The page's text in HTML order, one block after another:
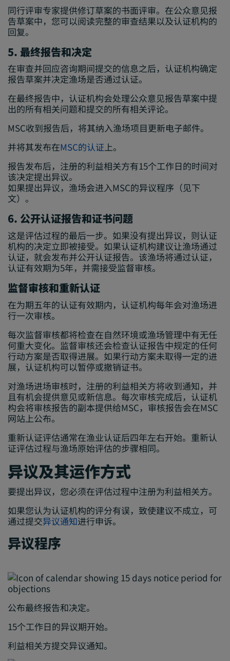
同行评审专家提供修订草案的书面评审。在公众意见报
告草案中，您可以阅读完整的审查结果以及认证机构的
回复。
5. 最终报告和决定
在审查并回应咨询期间提交的信息之后，认证机构确定
报告草案并决定渔场是否通过认证。
在最终报告中，认证机构会处理公众意见报告草案中提
出的所有相关问题和提交的所有相关评论。
MSC收到报告后，将其纳入渔场项目更新电子邮件。
并将其发布在MSC的认证上。
报告发布后，注册的利益相关方有15个工作日的时间对
该决定提出异议。
如果提出异议，渔场会进入MSC的异议程序（见下
文）。
6. 公开认证报告和证书问题
这是评估过程的最后一步。如果没有提出异议，则认证
机构的决定立即被接受。如果认证机构建议让渔场通过
认证，就会发布并公开认证报告。该渔场将通过认证，
认证有效期为5年，并需接受监督审核。
监督审核和重新认证
在为期五年的认证有效期内，认证机构每年会对渔场进
行一次审核。
每次监督审核都将检查在自然环境或渔场管理中有无任
何重大变化。监督审核还会检查认证报告中规定的任何
行动方案是否取得进展。如果行动方案未取得一定的进
展，认证机构可以暂停或撤销证书。
对渔场进场审核时，注册的利益相关方将收到通知，并
且有机会提供意见或新信息。每次审核完成后，认证机
构会将审核报告的副本提供给MSC，审核报告会在MSC
网站上公布。
重新认证评估通常在渔业认证后四年左右开始。重新认
证评估过程与渔场原始评估的步骤相同。
异议及其运作方式
要提出异议，您必须在评估过程中注册为利益相关方。
如果您认为认证机构的评分有误，致使建议不成立，可
通过提交异议通知进行申诉。
异议程序
公布最终报告和决定。
15个工作日的异议期开始。
利益相关方提交异议通知。